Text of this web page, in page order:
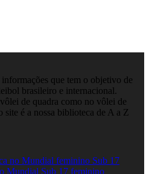
que tem o objetivo de
brasileiro e internacional.
de quadra como no vôlei de
site é a nossa biblioteca de A a Z
no Mundial feminino Sub 17
Mundial Sub 17 feminino